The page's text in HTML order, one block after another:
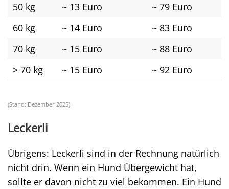
50 kg
~ 13 Euro
~ 79 Euro
60 kg
~ 14 Euro
~ 83 Euro
70 kg
~ 15 Euro
~ 88 Euro
> 70 kg
~ 15 Euro ~ 92 Euro
(Stand: Dezember 2025)
Leckerli
Übrigens: Leckerli sind in der Rechnung natürlich
nicht drin. Wenn ein Hund Übergewicht hat,
sollte er davon nicht zu viel bekommen. Ein Hund